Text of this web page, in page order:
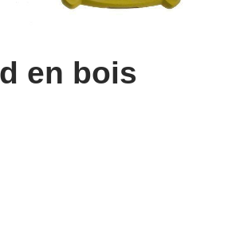
en bois